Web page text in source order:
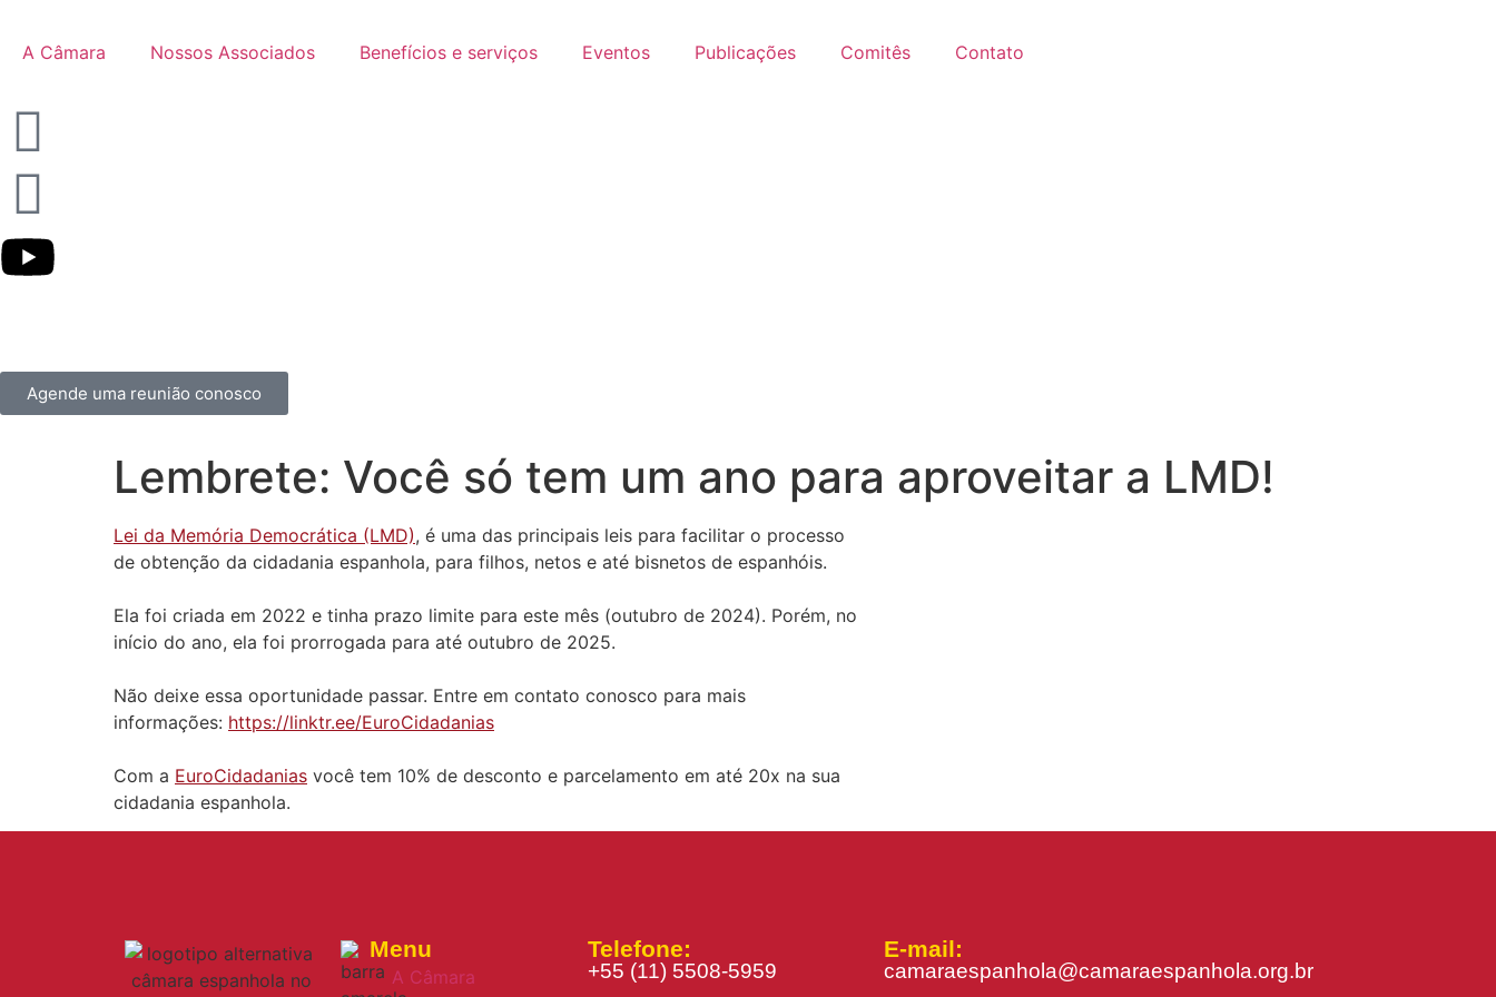
A Câmara Nossos Associados Benefícios e serviços Eventos Publicações Comitês Contato
Agende uma reunião conosco
Lembrete: Você só tem um ano para aproveitar a LMD!
Lei da Memória Democrática (LMD), é uma das principais leis para facilitar o processo
de obtenção da cidadania espanhola, para filhos, netos e até bisnetos de espanhóis.
Ela foi criada em 2022 e tinha prazo limite para este mês (outubro de 2024). Porém, no
início do ano, ela foi prorrogada para até outubro de 2025.
Não deixe essa oportunidade passar. Entre em contato conosco para mais
informações: https://linktr.ee/EuroCidadanias
Com a EuroCidadanias você tem 10% de desconto e parcelamento em até 20x na sua
cidadania espanhola.
Menu
A Câmara
Telefone:
+55 (11) 5508-5959
E-mail:
camaraespanhola@camaraespanhola.org.br